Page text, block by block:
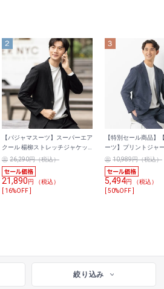
【パジャマスーツ】スーパーエア
クール 楊柳ストレッチジャケッ
ト 黒 セットアップ着用可
26,290円（税込）
21,890円 （税込）
[ 16%OFF ]
【特別セール商品】
ーツ】プリントジャ
ット 紺 セットアップ
10,989円（税込）
5,494円 （税込）
[ 50%OFF ]
絞り込み